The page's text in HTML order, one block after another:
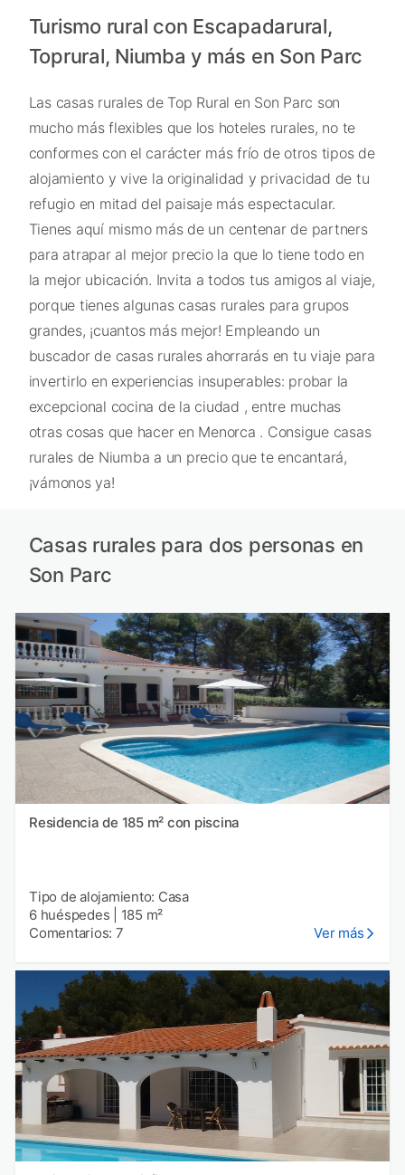
Turismo rural con Escapadarural,
Toprural, Niumba y más en Son Parc
Las casas rurales de Top Rural en Son Parc son
mucho más flexibles que los hoteles rurales, no te
conformes con el carácter más frío de otros tipos de
alojamiento y vive la originalidad y privacidad de tu
refugio en mitad del paisaje más espectacular.
Tienes aquí mismo más de un centenar de partners
para atrapar al mejor precio la que lo tiene todo en
la mejor ubicación. Invita a todos tus amigos al viaje,
porque tienes algunas casas rurales para grupos
grandes, ¡cuantos más mejor! Empleando un
buscador de casas rurales ahorrarás en tu viaje para
invertirlo en experiencias insuperables: probar la
excepcional cocina de la ciudad , entre muchas
otras cosas que hacer en Menorca . Consigue casas
rurales de Niumba a un precio que te encantará,
¡vámonos ya!
Casas rurales para dos personas en
Son Parc
Residencia de 185 m² con piscina
Tipo de alojamiento: Casa
6 huéspedes
185 m²
Comentarios: 7
Ver más